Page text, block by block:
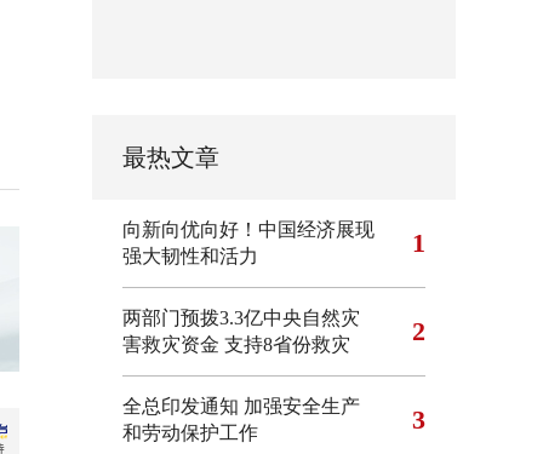
最热文章
向新向优向好！中国经济展现
强大韧性和活力
1
两部门预拨3.3亿中央自然灾
害救灾资金 支持8省份救灾
2
全总印发通知 加强安全生产
和劳动保护工作
3